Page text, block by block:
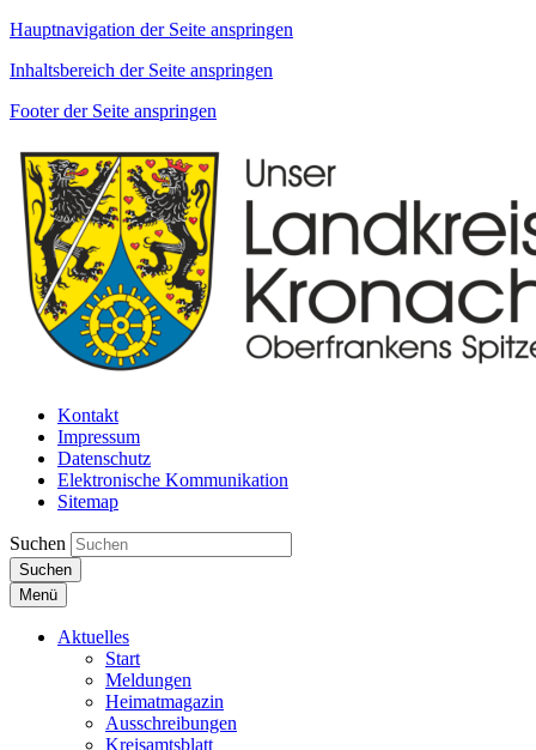
Hauptnavigation der Seite anspringen
Inhaltsbereich der Seite anspringen
Footer der Seite anspringen
Kontakt
Impressum
Datenschutz
Elektronische Kommunikation
Sitemap
Suchen
Suchen
Menü
Aktuelles
Start
Meldungen
Heimatmagazin
Ausschreibungen
Kreisamtsblatt